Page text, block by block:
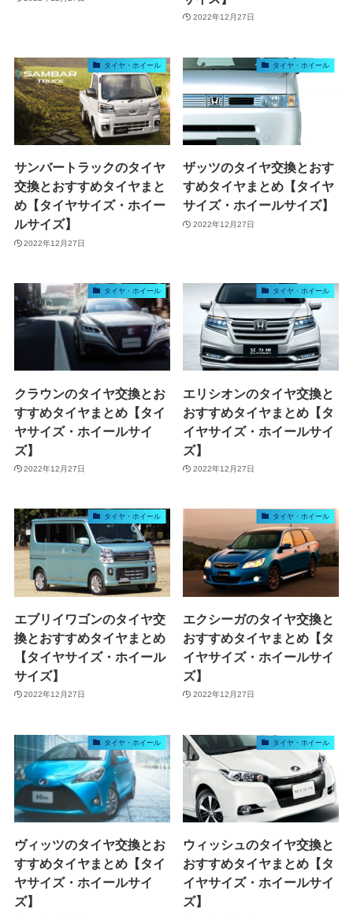
2022年12月27日
タイヤ・ホイール
サンバートラックのタイヤ
交換とおすすめタイヤまと
め【タイヤサイズ・ホイー
ルサイズ】
2022年12月27日
タイヤ・ホイール
ザッツのタイヤ交換とおす
すめタイヤまとめ【タイヤ
サイズ・ホイールサイズ】
2022年12月27日
タイヤ・ホイール
クラウンのタイヤ交換とお
すすめタイヤまとめ【タイ
ヤサイズ・ホイールサイ
ズ】
2022年12月27日
タイヤ・ホイール
エリシオンのタイヤ交換と
おすすめタイヤまとめ【タ
イヤサイズ・ホイールサイ
ズ】
2022年12月27日
タイヤ・ホイール
エブリイワゴンのタイヤ交
換とおすすめタイヤまとめ
【タイヤサイズ・ホイール
サイズ】
2022年12月27日
タイヤ・ホイール
エクシーガのタイヤ交換と
おすすめタイヤまとめ【タ
イヤサイズ・ホイールサイ
ズ】
2022年12月27日
タイヤ・ホイール
ヴィッツのタイヤ交換とお
すすめタイヤまとめ【タイ
ヤサイズ・ホイールサイ
ズ】
タイヤ・ホイール
ウィッシュのタイヤ交換と
おすすめタイヤまとめ【タ
イヤサイズ・ホイールサイ
ズ】